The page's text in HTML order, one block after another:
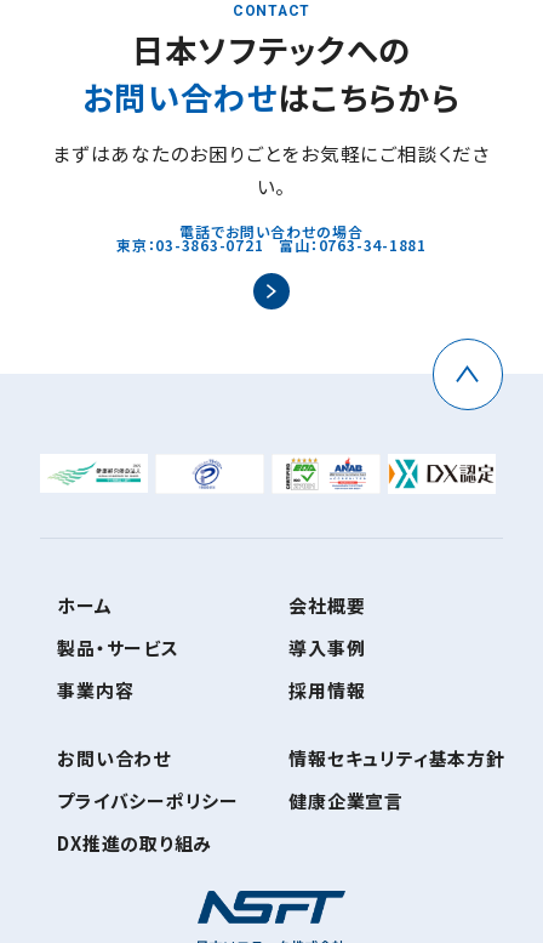
CONTACT
日本ソフテックへの
お問い合わせはこちらから
まずはあなたのお困りごとをお気軽にご相談くださ
い。
電話でお問い合わせの場合
東京：03-3863-0721 富山：0763-34-1881
ホーム
製品・サービス
事業内容
会社概要
導入事例
採用情報
お問い合わせ
プライバシーポリシー
DX推進の取り組み
情報セキュリティ基本方針
健康企業宣言